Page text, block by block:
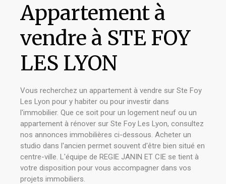
Appartement à
vendre à STE FOY
LES LYON
Vous recherchez un appartement à vendre sur Ste Foy
Les Lyon pour y habiter ou pour investir dans
l'immobilier. Que ce soit pour un logement neuf ou un
appartement à rénover sur Ste Foy Les Lyon, consultez
nos annonces immobilières ci-dessous. Acheter un
studio dans l'ancien permet souvent d'être bien situé en
centre-ville. L'équipe de REGIE JANIN ET CIE se tient à
votre disposition pour vous accompagner dans vos
projets immobiliers.